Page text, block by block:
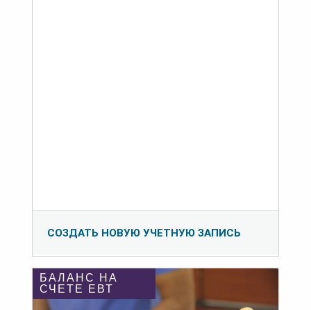
СОЗДАТЬ НОВУЮ УЧЕТНУЮ ЗАПИСЬ
БАЛАНС НА
СЧЕТЕ ЕВТ